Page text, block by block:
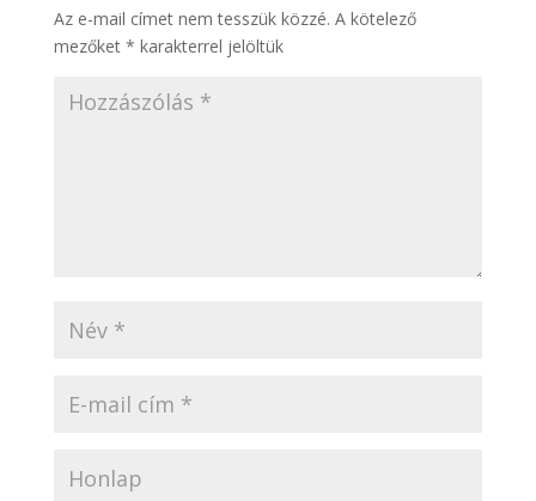
Az e-mail címet nem tesszük közzé. A kötelező
mezőket * karakterrel jelöltük